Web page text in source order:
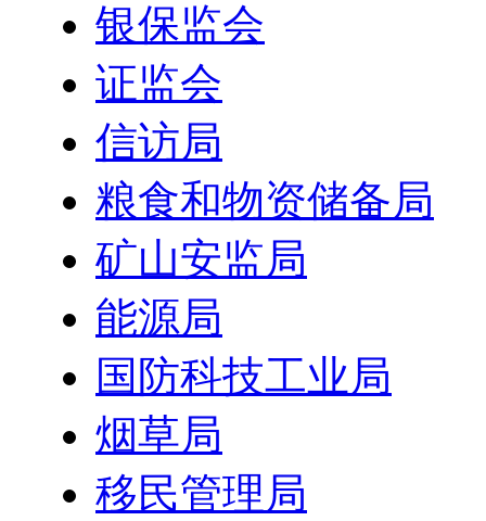
银保监会
证监会
信访局
粮食和物资储备局
矿山安监局
能源局
国防科技工业局
烟草局
移民管理局